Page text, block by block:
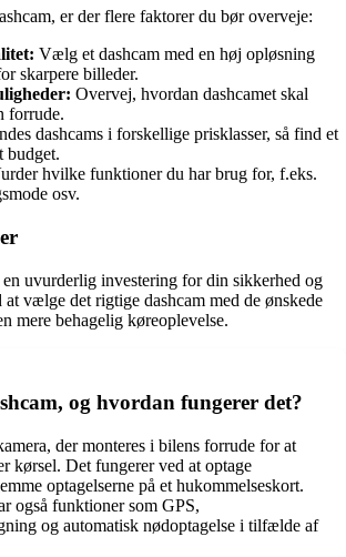
er der flere faktorer du bør overveje:
Vælg et dashcam med en høj opløsning
skarpere billeder.
Overvej, hvordan dashcamet skal
forrude.
dashcams i forskellige prisklasser, så find et
budget.
hvilke funktioner du har brug for, f.eks.
osv.
uvurderlig investering for din sikkerhed og
vælge det rigtige dashcam med de ønskede
mere behagelig køreoplevelse.
og hvordan fungerer det?
der monteres i bilens forrude for at
kørsel. Det fungerer ved at optage
optagelserne på et hukommelseskort.
også funktioner som GPS,
og automatisk nødoptagelse i tilfælde af